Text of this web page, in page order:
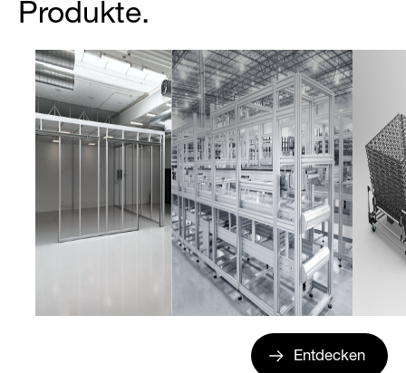
Produkte.
Entdecken